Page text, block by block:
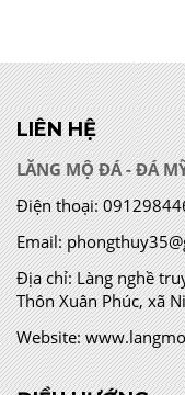
LIÊN HỆ
LĂNG MỘ ĐÁ - ĐÁ
Điện thoại:
Email:
Địa chỉ:Làng nghề
Thôn Xuân Phúc, xã
Website: